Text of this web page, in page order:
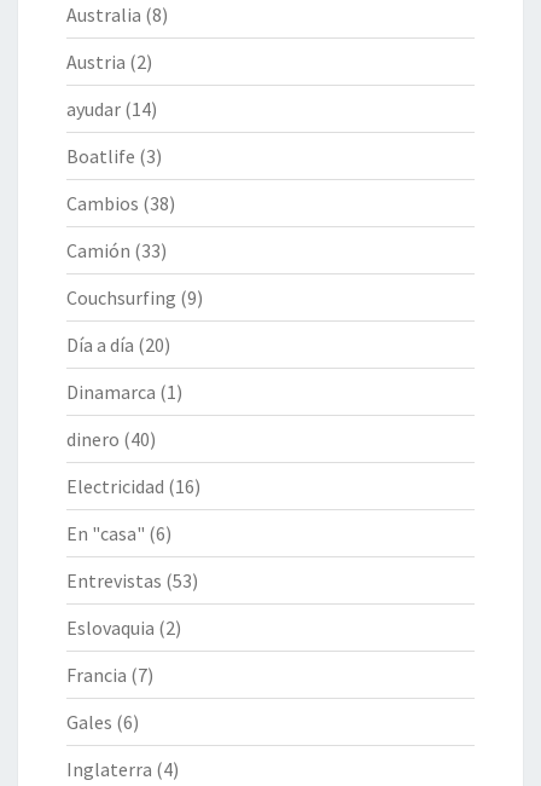
Australia (8)
Austria (2)
ayudar (14)
Boatlife (3)
Cambios (38)
Camión (33)
Couchsurfing (9)
Día a día (20)
Dinamarca (1)
dinero (40)
Electricidad (16)
En "casa" (6)
Entrevistas (53)
Eslovaquia (2)
Francia (7)
Gales (6)
Inglaterra (4)